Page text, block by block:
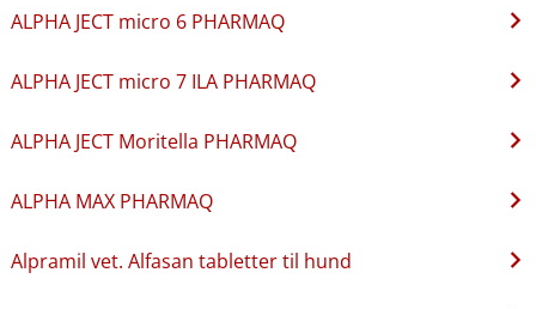
ALPHA JECT micro 6 PHARMAQ
ALPHA JECT micro 7 ILA PHARMAQ
ALPHA JECT Moritella PHARMAQ
ALPHA MAX PHARMAQ
Alpramil vet. Alfasan tabletter til hund